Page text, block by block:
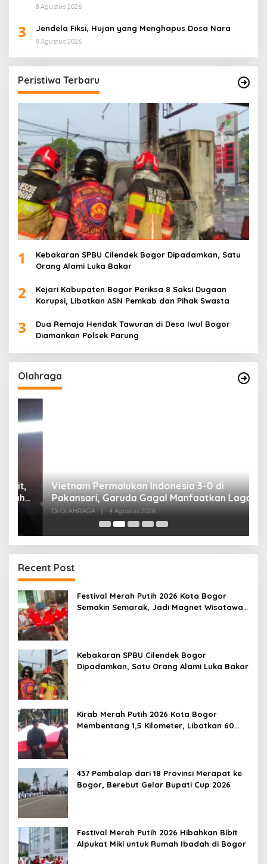
8 Agustus 2026
3 Jendela Fiksi, Hujan yang Menghapus Dosa Nara
8 Agustus 2026
Peristiwa Terbaru
1
Kebakaran SPBU Cilendek Bogor Dipadamkan, Satu
Orang Alami Luka Bakar
2
Kejari Kabupaten Bogor Periksa 8 Saksi Dugaan
Korupsi, Libatkan ASN Pemkab dan Pihak Swasta
3
Dua Remaja Hendak Tawuran di Desa Iwul Bogor
Diamankan Polsek Parung
Olahraga
Vietnam Permalukan Indonesia 3-0 di
Pakansari, Garuda Gagal Manfaatkan Laga
Kandang
Di OLAHRAGA | 4 Agustus 2026
Recent Post
Festival Merah Putih 2026 Kota Bogor
Semakin Semarak, Jadi Magnet Wisatawan
Kebakaran SPBU Cilendek Bogor
Dipadamkan, Satu Orang Alami Luka Bakar
Kirab Merah Putih 2026 Kota Bogor
Membentang 1,5 Kilometer, Libatkan 60
437 Pembalap dari 18 Provinsi Merapat ke
Bogor, Berebut Gelar Bupati Cup 2026
Festival Merah Putih 2026 Hibahkan Bibit
Alpukat Miki untuk Rumah Ibadah di Bogor